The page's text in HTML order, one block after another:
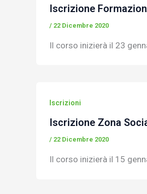
Iscrizione
/ 22 Dicembre 2020
Il corso inizierà il 23
Iscrizioni
Iscrizione Zona
/ 22 Dicembre 2020
Il corso inizierà il 15